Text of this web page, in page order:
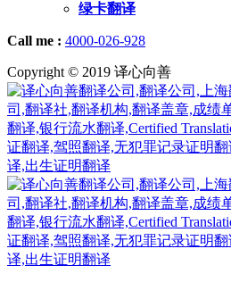
绿卡翻译
Call me : 4000-026-928
Copyright © 2019 译心向善